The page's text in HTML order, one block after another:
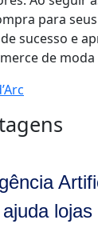
para
sucesso e
de moda
lojas